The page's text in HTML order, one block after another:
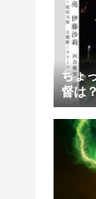
ちょ
督は